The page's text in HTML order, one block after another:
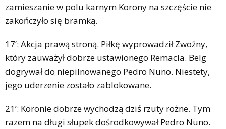
zamieszanie w polu karnym Korony na szczęście nie
zakończyło się bramką.
17’: Akcja prawą stroną. Piłkę wyprowadził Zwoźny,
który zauważył dobrze ustawionego Remacla. Belg
dogrywał do niepilnowanego Pedro Nuno. Niestety,
jego uderzenie zostało zablokowane.
21’: Koronie dobrze wychodzą dziś rzuty rożne. Tym
razem na długi słupek dośrodkowywał Pedro Nuno.